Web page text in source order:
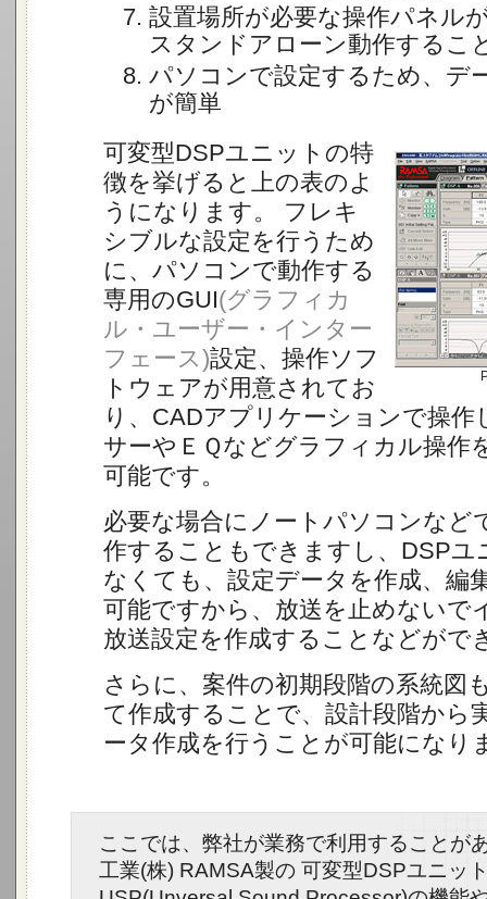
設置場所が必要な操作パネル
スタンドアローン動作するこ
パソコンで設定するため、デ
が簡単
可変型DSPユニットの特
徴を挙げると上の表のよ
うになります。 フレキ
シブルな設定を行うため
に、パソコンで動作する
専用のGUI(グラフィカ
ル・ユーザー・インター
フェース)設定、操作ソフ
トウェアが用意されてお
り、CADアプリケーションで操作
サーやＥＱなどグラフィカル操作
可能です。
必要な場合にノートパソコンなど
作することもできますし、DSPユ
なくても、設定データを作成、編
可能ですから、放送を止めないで
放送設定を作成することなどがで
さらに、案件の初期段階の系統図
て作成することで、設計段階から
ータ作成を行うことが可能になり
ここでは、弊社が業務で利用することが
工業(株) RAMSA製の 可変型DSPユニッ